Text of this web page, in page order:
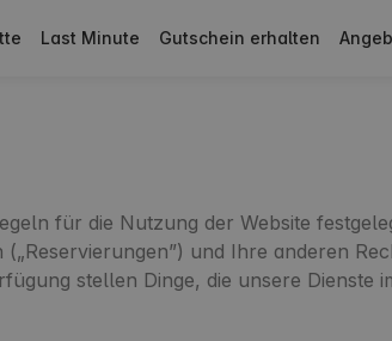
Last Minute Gutschein erhalten
für die Nutzung der Website
und Ihre anderen
stellen Dinge, die unsere Dienste